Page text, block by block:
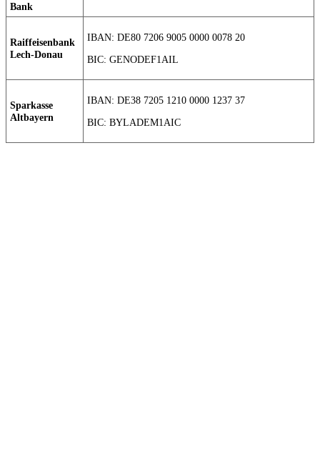
Bank
Raiffeisenbank
Lech-Donau
IBAN: DE80 7206 9005 0000 0078 20
BIC: GENODEF1AIL
Sparkasse
Altbayern
IBAN: DE38 7205 1210 0000 1237 37
BIC: BYLADEM1AIC